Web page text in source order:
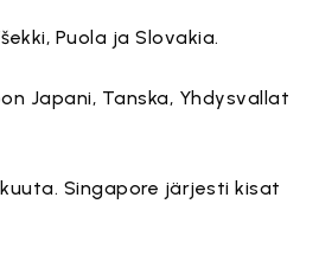
Puola ja Slovakia.
Japani, Tanska, Yhdysvallat
Singapore järjesti kisat